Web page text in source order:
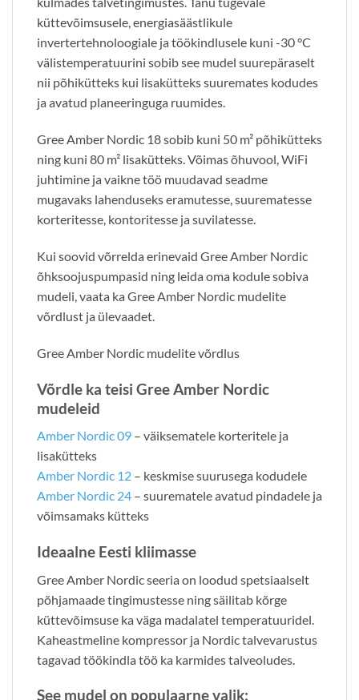
küttevõimsusele, energiasäästlikule
invertertehnoloogiale ja töökindlusele kuni -30 °C
välistemperatuurini sobib see mudel suurepäraselt
nii põhikütteks kui lisakütteks suuremates kodudes
ja avatud planeeringuga ruumides.
Gree Amber Nordic 18 sobib kuni 50 m² põhikütteks
ning kuni 80 m² lisakütteks. Võimas õhuvool, WiFi
juhtimine ja vaikne töö muudavad seadme
mugavaks lahenduseks eramutesse, suurematesse
korteritesse, kontoritesse ja suvilatesse.
Kui soovid võrrelda erinevaid Gree Amber Nordic
õhksoojuspumpasid ning leida oma kodule sobiva
mudeli, vaata ka Gree Amber Nordic mudelite
võrdlust ja ülevaadet.
Gree Amber Nordic mudelite võrdlus
Võrdle ka teisi Gree Amber Nordic
mudeleid
Amber Nordic 09 – väiksematele korteritele ja
lisakütteks
Amber Nordic 12 – keskmise suurusega kodudele
Amber Nordic 24 – suurematele avatud pindadele ja
võimsamaks kütteks
Ideaalne Eesti kliimasse
Gree Amber Nordic seeria on loodud spetsiaalselt
põhjamaade tingimustesse ning säilitab kõrge
küttevõimsuse ka väga madalatel temperatuuridel.
Kaheastmeline kompressor ja Nordic talvevarustus
tagavad töökindla töö ka karmides talveoludes.
See mudel on populaarne valik: